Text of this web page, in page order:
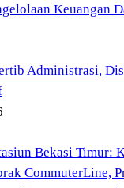
Keuangan
Administrasi,
Bekasi Timur:
CommuterLine,